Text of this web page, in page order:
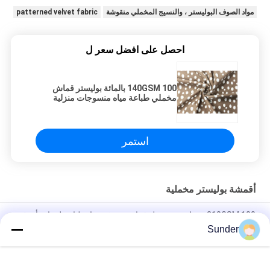
مواد الصوف البوليستر ، والنسيج المخملي منقوشة patterned velvet fabric
احصل على افضل سعر ل
140GSM 100 بالمائة بوليستر قماش
مخملي طباعة مياه منسوجات منزلية
استمر
أقمشة بوليستر مخملية
210GSM 100 ٪ بوليستر مخمل قماش صوف مواد طباعة ليوبارد أزرق
210GSM
Sunder